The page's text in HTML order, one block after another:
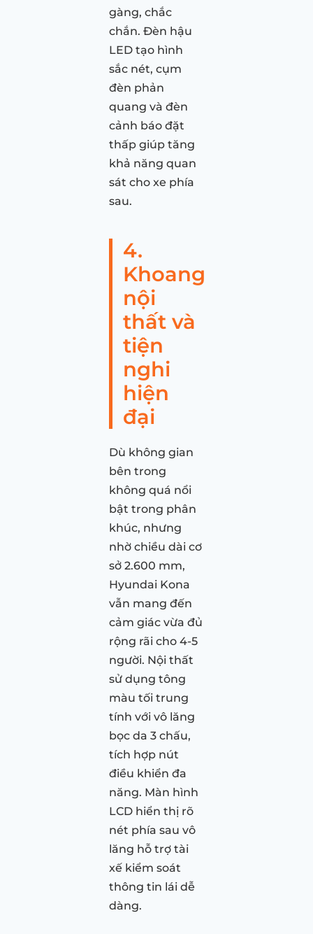
gàng, chắc
chắn. Đèn hậu
LED tạo hình
sắc nét, cụm
đèn phản
quang và đèn
cảnh báo đặt
thấp giúp tăng
khả năng quan
sát cho xe phía
sau.
4.
Khoang
nội
thất và
tiện
nghi
hiện
đại
Dù không gian
bên trong
không quá nổi
bật trong phân
khúc, nhưng
nhờ chiều dài cơ
sở 2.600 mm,
Hyundai Kona
vẫn mang đến
cảm giác vừa đủ
rộng rãi cho 4-5
người. Nội thất
sử dụng tông
màu tối trung
tính với vô lăng
bọc da 3 chấu,
tích hợp nút
điều khiển đa
năng. Màn hình
LCD hiển thị rõ
nét phía sau vô
lăng hỗ trợ tài
xế kiểm soát
thông tin lái dễ
dàng.